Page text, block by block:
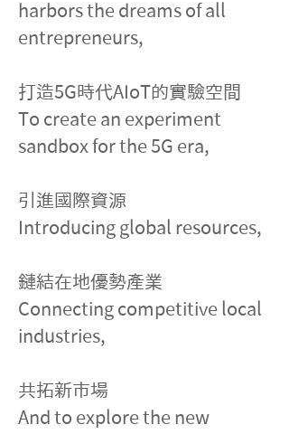
harbors the dreams of all
entrepreneurs,
打造5G時代AIoT的實驗空間
To create an experiment
sandbox for the 5G era,
引進國際資源
Introducing global resources,
鏈結在地優勢產業
Connecting competitive local
industries,
共拓新市場
And to explore the new